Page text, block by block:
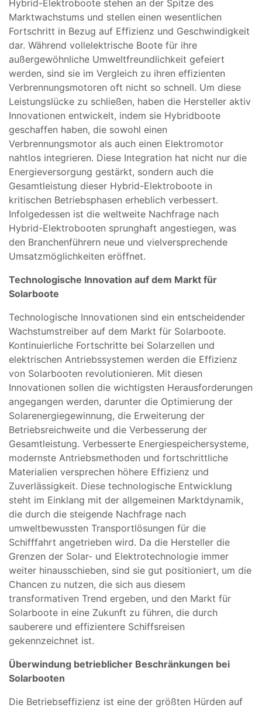
Hybrid-Elektroboote stehen an der Spitze des
Marktwachstums und stellen einen wesentlichen
Fortschritt in Bezug auf Effizienz und Geschwindigkeit
dar. Während vollelektrische Boote für ihre
außergewöhnliche Umweltfreundlichkeit gefeiert
werden, sind sie im Vergleich zu ihren effizienten
Verbrennungsmotoren oft nicht so schnell. Um diese
Leistungslücke zu schließen, haben die Hersteller aktiv
Innovationen entwickelt, indem sie Hybridboote
geschaffen haben, die sowohl einen
Verbrennungsmotor als auch einen Elektromotor
nahtlos integrieren. Diese Integration hat nicht nur die
Energieversorgung gestärkt, sondern auch die
Gesamtleistung dieser Hybrid-Elektroboote in
kritischen Betriebsphasen erheblich verbessert.
Infolgedessen ist die weltweite Nachfrage nach
Hybrid-Elektrobooten sprunghaft angestiegen, was
den Branchenführern neue und vielversprechende
Umsatzmöglichkeiten eröffnet.
Technologische Innovation auf dem Markt für
Solarboote
Technologische Innovationen sind ein entscheidender
Wachstumstreiber auf dem Markt für Solarboote.
Kontinuierliche Fortschritte bei Solarzellen und
elektrischen Antriebssystemen werden die Effizienz
von Solarbooten revolutionieren. Mit diesen
Innovationen sollen die wichtigsten Herausforderungen
angegangen werden, darunter die Optimierung der
Solarenergiegewinnung, die Erweiterung der
Betriebsreichweite und die Verbesserung der
Gesamtleistung. Verbesserte Energiespeichersysteme,
modernste Antriebsmethoden und fortschrittliche
Materialien versprechen höhere Effizienz und
Zuverlässigkeit. Diese technologische Entwicklung
steht im Einklang mit der allgemeinen Marktdynamik,
die durch die steigende Nachfrage nach
umweltbewussten Transportlösungen für die
Schifffahrt angetrieben wird. Da die Hersteller die
Grenzen der Solar- und Elektrotechnologie immer
weiter hinausschieben, sind sie gut positioniert, um die
Chancen zu nutzen, die sich aus diesem
transformativen Trend ergeben, und den Markt für
Solarboote in eine Zukunft zu führen, die durch
sauberere und effizientere Schiffsreisen
gekennzeichnet ist.
Überwindung betrieblicher Beschränkungen bei
Solarbooten
Die Betriebseffizienz ist eine der größten Hürden auf